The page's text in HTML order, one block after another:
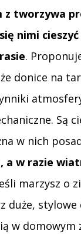
z tworzywa
nimi
.
donice na
Są
w nich
a w razie
marzysz o
duże, stylowe
w domowym